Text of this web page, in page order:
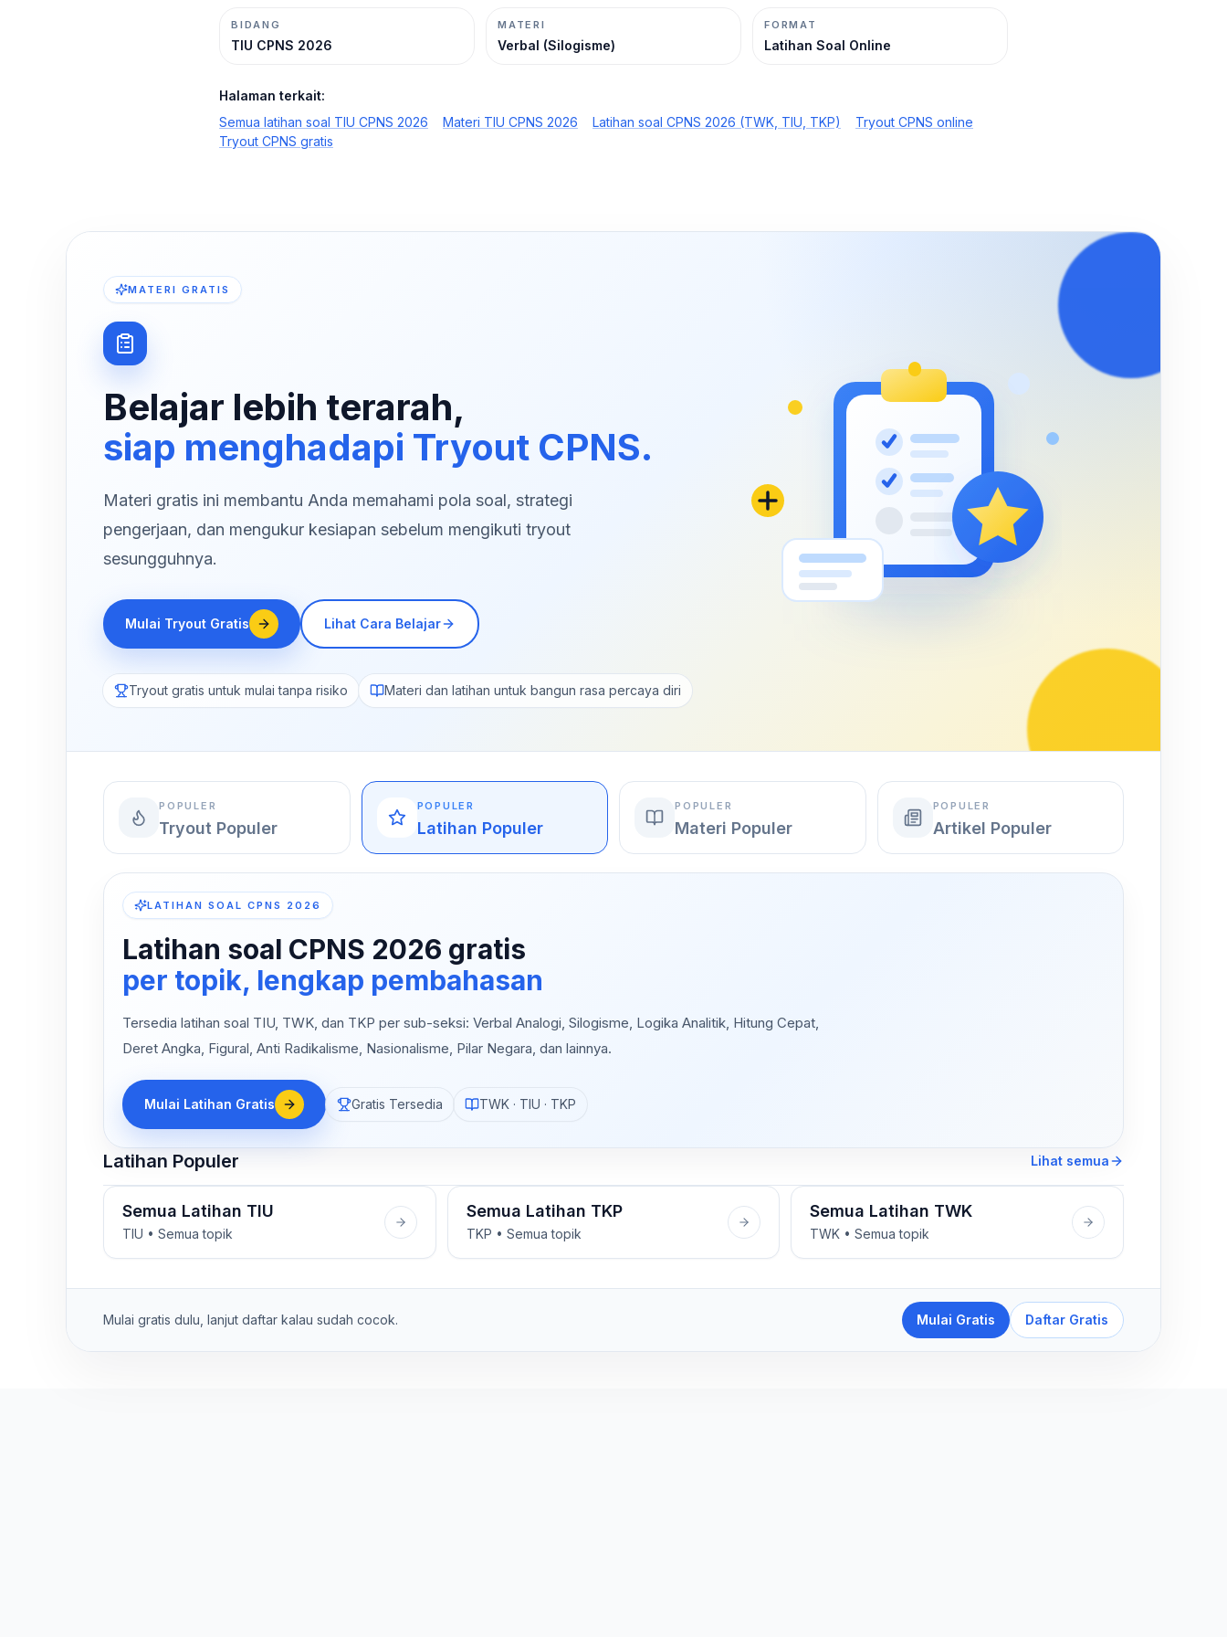
BIDANG
TIU CPNS 2026
MATERI
Verbal (Silogisme)
FORMAT
Latihan Soal Online
Halaman terkait:
Semua latihan soal TIU CPNS 2026
Materi TIU CPNS 2026 Latihan soal CPNS 2026 (TWK, TIU, TKP)
Tryout CPNS online
Tryout CPNS gratis
MATERI GRATIS
Belajar lebih terarah,
siap menghadapi Tryout CPNS.
Materi gratis ini membantu Anda memahami pola soal, strategi
pengerjaan, dan mengukur kesiapan sebelum mengikuti tryout
sesungguhnya.
Mulai Tryout Gratis Lihat Cara Belajar
Tryout gratis untuk mulai tanpa risiko Materi dan latihan untuk bangun rasa percaya diri
POPULER
Tryout Populer
POPULER
Latihan Populer
POPULER
Materi Populer
POPULER
Artikel Populer
LATIHAN SOAL CPNS 2026
Latihan soal CPNS 2026 gratis
per topik, lengkap pembahasan
Tersedia latihan soal TIU, TWK, dan TKP per sub-seksi: Verbal Analogi, Silogisme, Logika Analitik, Hitung Cepat,
Deret Angka, Figural, Anti Radikalisme, Nasionalisme, Pilar Negara, dan lainnya.
Mulai Latihan Gratis Gratis Tersedia TWK · TIU · TKP
Latihan Populer Lihat semua
Semua Latihan TIU
TIU • Semua topik
Semua Latihan TKP
TKP • Semua topik
Semua Latihan TWK
TWK • Semua topik
Mulai gratis dulu, lanjut daftar kalau sudah cocok. Mulai Gratis Daftar Gratis